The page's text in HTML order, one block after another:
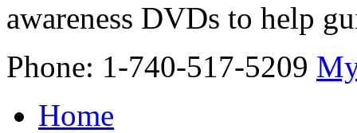
awareness DVDs to help
Phone: 1-740-517-5209
Home